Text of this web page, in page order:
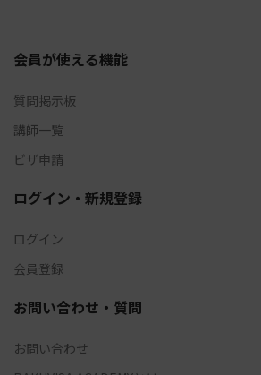
会員が使える機能
質問掲示板
講師一覧
ビザ申請
ログイン・新規登録
ログイン
会員登録
お問い合わせ・質問
お問い合わせ